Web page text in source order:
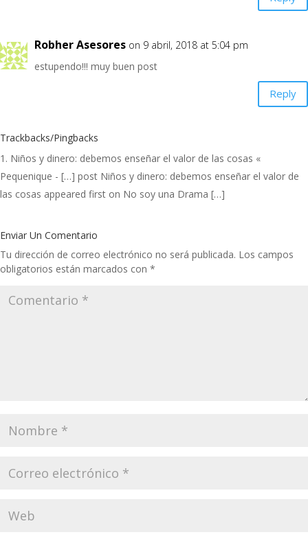
Robher Asesores on 9 abril, 2018 at 5:04 pm
estupendo!!! muy buen post
Reply
Trackbacks/Pingbacks
Niños y dinero: debemos enseñar el valor de las cosas «
Pequenique - […] post Niños y dinero: debemos enseñar el valor de
las cosas appeared first on No soy una Drama […]
Enviar Un Comentario
Tu dirección de correo electrónico no será publicada. Los campos
obligatorios están marcados con *